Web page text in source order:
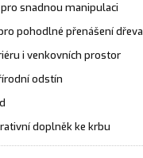
snadnou manipulaci
pohodlné přenášení dřeva
i venkovních prostor
odstín
doplněk ke krbu